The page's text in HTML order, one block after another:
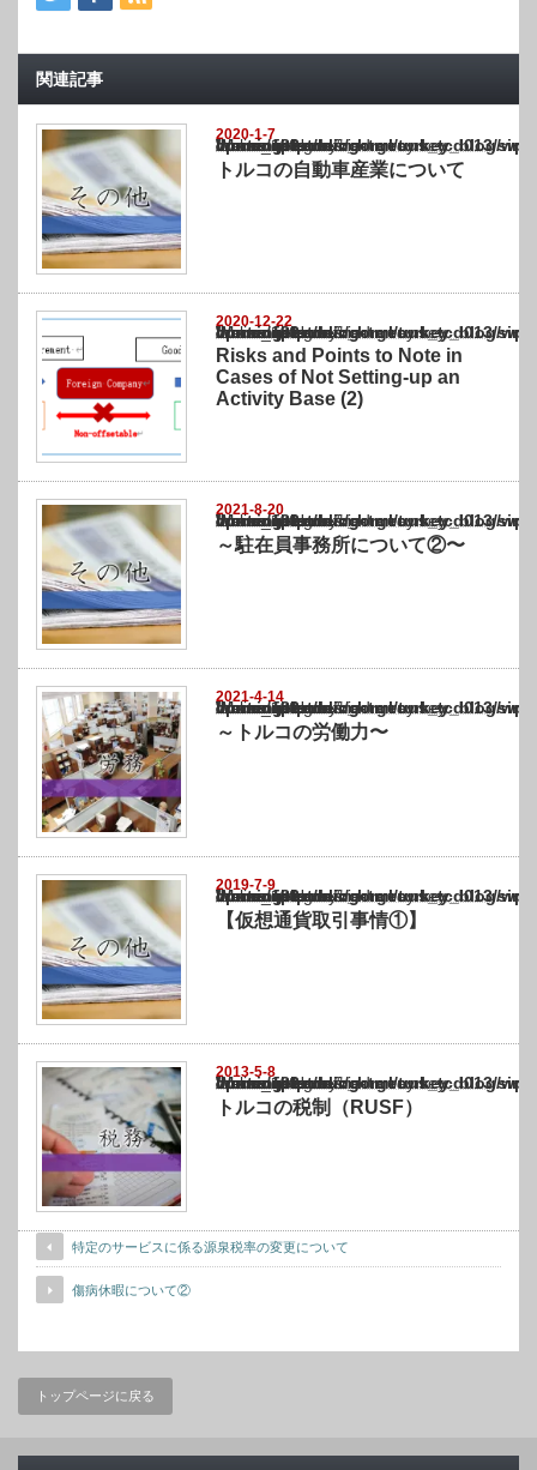
関連記事
2020-1-7
Warning
: Undefined array key "show_category" in
/home/netst/kuno-cpa.co.jp/public_html/turkey_blog/wp-content/themes/
on line183
トルコの自動車産業について
2020-12-22
Warning
: Undefined array key "show_category" in
/home/netst/kuno-cpa.co.jp/public_html/turkey_blog/wp-content/themes/
on line183
Risks and Points to Note in
Cases of Not Setting-up an
Activity Base (2)
2021-8-20
Warning
: Undefined array key "show_category" in
/home/netst/kuno-cpa.co.jp/public_html/turkey_blog/wp-content/themes/
on line183
～駐在員事務所について②〜
2021-4-14
Warning
: Undefined array key "show_category" in
/home/netst/kuno-cpa.co.jp/public_html/turkey_blog/wp-content/themes/
on line183
～トルコの労働力〜
2019-7-9
Warning
: Undefined array key "show_category" in
/home/netst/kuno-cpa.co.jp/public_html/turkey_blog/wp-content/themes/
on line183
【仮想通貨取引事情①】
2013-5-8
Warning
: Undefined array key "show_category" in
/home/netst/kuno-cpa.co.jp/public_html/turkey_blog/wp-content/themes/
on line183
トルコの税制（RUSF）
特定のサービスに係る源泉税率の変更について
傷病休暇について②
トップページに戻る